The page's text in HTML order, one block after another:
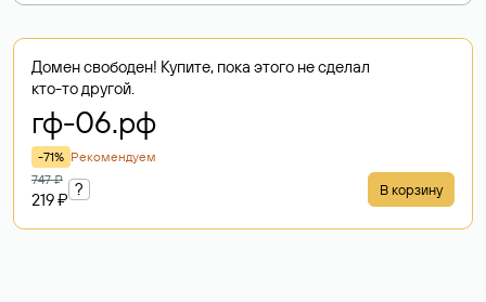
Домен свободен! Купите, пока этого не сделал
кто-то другой.
гф-06.рф
-71% Рекомендуем
747 ₽
219 ₽
? В корзину